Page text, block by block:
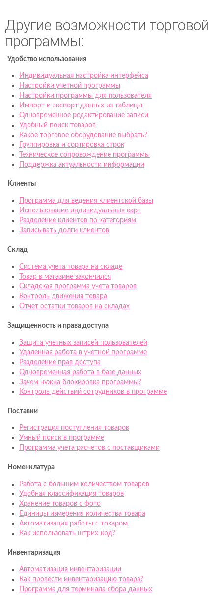
Другие возможности торговой
программы:
Удобство использования
Индивидуальная настройка интерфейса
Настройки учетной программы
Настройки программы для пользователя
Импорт и экспорт данных из таблицы
Одновременное редактирование записи
Удобный поиск товаров
Какое торговое оборудование выбрать?
Группировка и сортировка строк
Техническое сопровождение программы
Поддержка актуальности информации
Клиенты
Программа для ведения клиентской базы
Использование индивидуальных карт
Разделение клиентов по категориям
Записывать долги клиентов
Склад
Система учета товара на складе
Товар в магазине закончился
Складская программа учета товаров
Контроль движения товара
Отчет остатки товаров на складах
Защищенность и права доступа
Защита учетных записей пользователей
Удаленная работа в учетной программе
Разделение прав доступа
Одновременная работа в базе данных
Зачем нужна блокировка программы?
Контроль действий сотрудников в программе
Поставки
Регистрация поступления товаров
Умный поиск в программе
Программа учета расчетов с поставщиками
Номенклатура
Работа с большим количеством товаров
Удобная классификация товаров
Хранение товаров с фото
Единицы измерения количества товара
Автоматизация работы с товаром
Как использовать штрих-код?
Инвентаризация
Автоматизация инвентаризации
Как провести инвентаризацию товара?
Программа для терминала сбора данных